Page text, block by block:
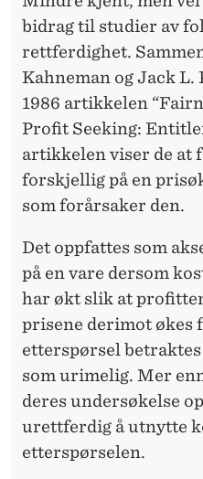
bidrag til studier av
rettferdighet.
Kahneman og Jack
1986 artikkelen
Profit Seeking:
artikkelen viser de at
forskjellig på en
som forårsaker den.
Det oppfattes som
på en vare dersom
har økt slik at
prisene derimot økes
etterspørsel
som urimelig. Mer
deres undersøkelse
urettferdig å utnytte
etterspørselen.